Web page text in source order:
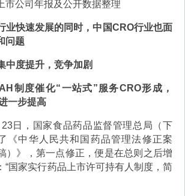
公司年报及公开数据整理
业快速发展的同时，中国CRO行业也面
问题
中度提升，竞争加剧
制度催化“一站式”服务CRO形成，
一步提高
，国家食品药品监督管理总局（下
《中华人民共和国药品管理法修正案
）》，第一点修正，便是在总则之后增
“国家实行药品上市许可持有人制度，简